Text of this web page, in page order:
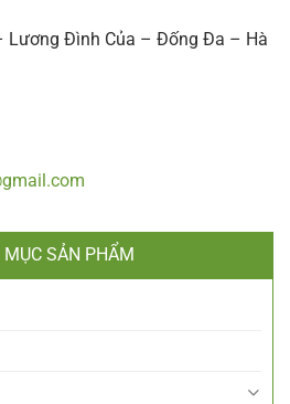
Lương Đình Của – Đống Đa – Hà
MỤC SẢN PHẨM